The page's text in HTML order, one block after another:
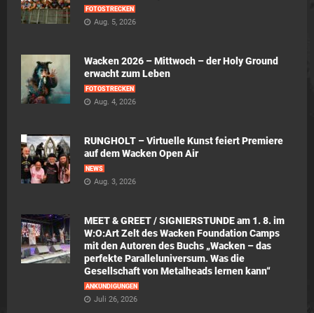
FOTOSTRECKEN
Aug. 5, 2026
Wacken 2026 – Mittwoch – der Holy Ground
erwacht zum Leben
FOTOSTRECKEN
Aug. 4, 2026
RUNGHOLT – Virtuelle Kunst feiert Premiere
auf dem Wacken Open Air
NEWS
Aug. 3, 2026
MEET & GREET / SIGNIERSTUNDE am 1. 8. im
W:O:Art Zelt des Wacken Foundation Camps
mit den Autoren des Buchs „Wacken – das
perfekte Paralleluniversum. Was die
Gesellschaft von Metalheads lernen kann“
ANKÜNDIGUNGEN
Juli 26, 2026